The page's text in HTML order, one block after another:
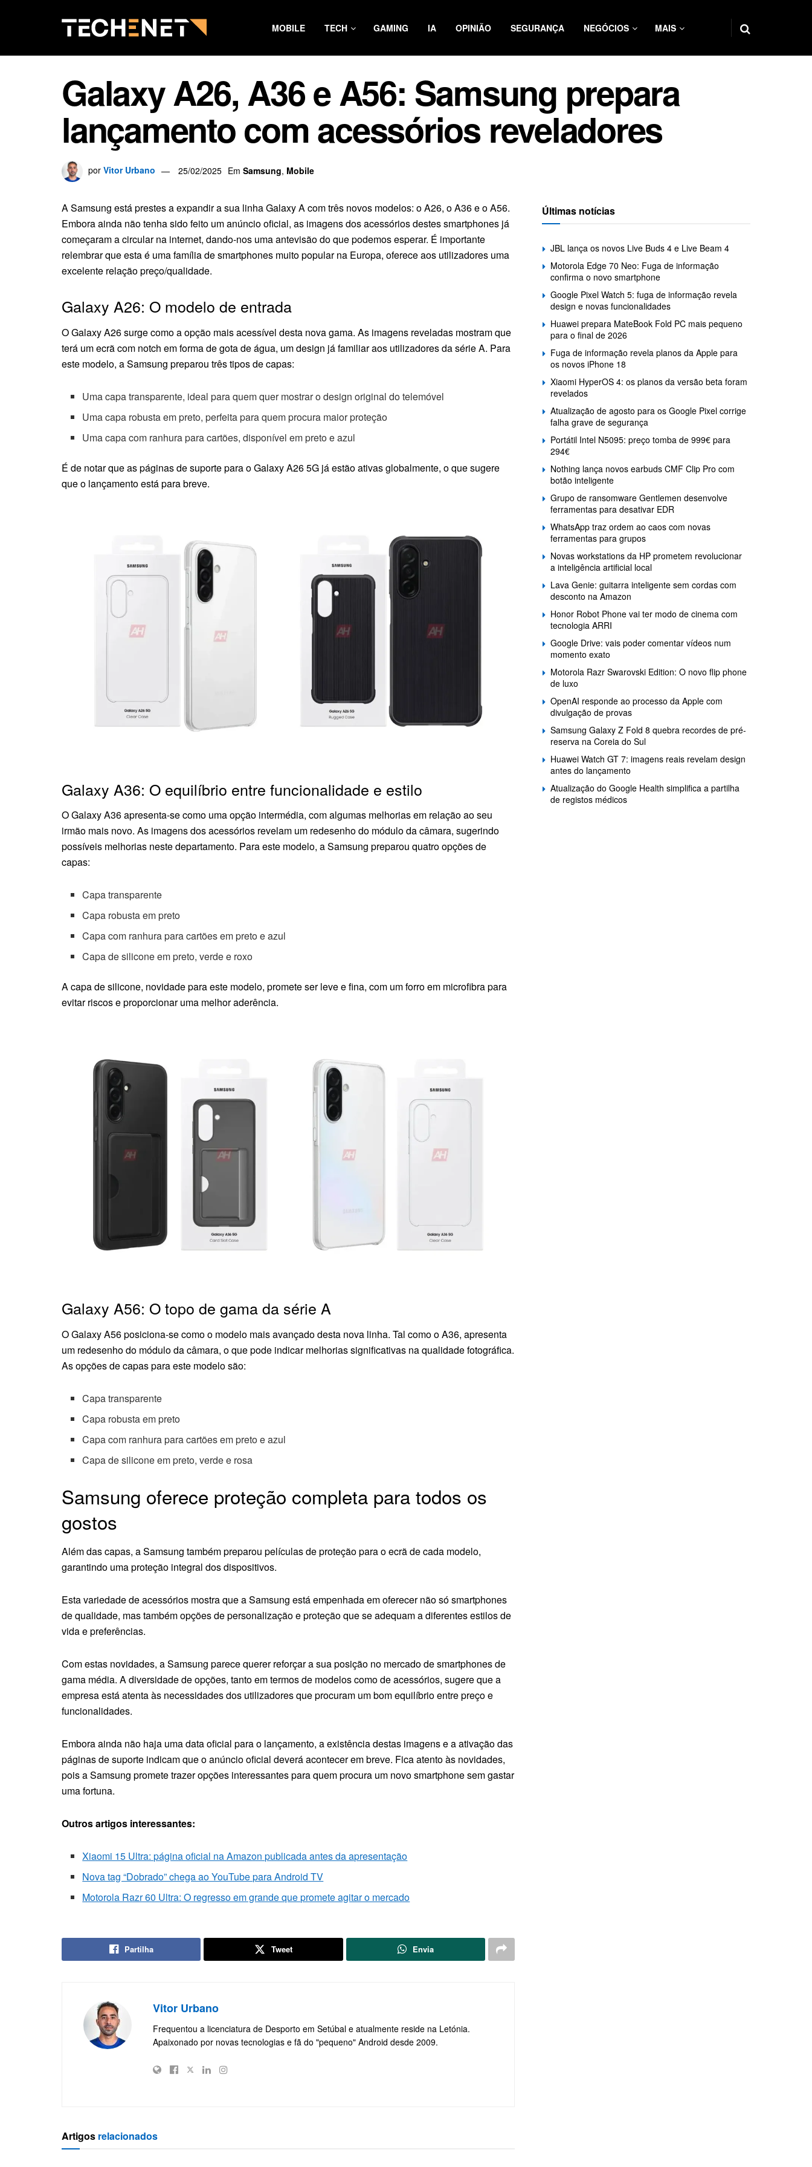
MOBILE TECH GAMING IA OPINIÃO SEGURANÇA NEGÓCIOS MAIS
Galaxy A26, A36 e A56: Samsung prepara
lançamento com acessórios reveladores
por Vitor Urbano 25/02/2025 Em Samsung, Mobile
A Samsung está prestes a expandir a sua linha Galaxy A com três novos modelos: o A26, o A36 e o A56.
Embora ainda não tenha sido feito um anúncio oficial, as imagens dos acessórios destes smartphones já
começaram a circular na internet, dando-nos uma antevisão do que podemos esperar. É importante
relembrar que esta é uma família de smartphones muito popular na Europa, oferece aos utilizadores uma
excelente relação preço/qualidade.
Galaxy A26: O modelo de entrada
O Galaxy A26 surge como a opção mais acessível desta nova gama. As imagens reveladas mostram que
terá um ecrã com notch em forma de gota de água, um design já familiar aos utilizadores da série A. Para
este modelo, a Samsung preparou três tipos de capas:
Uma capa transparente, ideal para quem quer mostrar o design original do telemóvel
Uma capa robusta em preto, perfeita para quem procura maior proteção
Uma capa com ranhura para cartões, disponível em preto e azul
É de notar que as páginas de suporte para o Galaxy A26 5G já estão ativas globalmente, o que sugere
que o lançamento está para breve.
Galaxy A36: O equilíbrio entre funcionalidade e estilo
O Galaxy A36 apresenta-se como uma opção intermédia, com algumas melhorias em relação ao seu
irmão mais novo. As imagens dos acessórios revelam um redesenho do módulo da câmara, sugerindo
possíveis melhorias neste departamento. Para este modelo, a Samsung preparou quatro opções de
capas:
Capa transparente
Capa robusta em preto
Capa com ranhura para cartões em preto e azul
Capa de silicone em preto, verde e roxo
A capa de silicone, novidade para este modelo, promete ser leve e fina, com um forro em microfibra para
evitar riscos e proporcionar uma melhor aderência.
Galaxy A56: O topo de gama da série A
O Galaxy A56 posiciona-se como o modelo mais avançado desta nova linha. Tal como o A36, apresenta
um redesenho do módulo da câmara, o que pode indicar melhorias significativas na qualidade fotográfica.
As opções de capas para este modelo são:
Capa transparente
Capa robusta em preto
Capa com ranhura para cartões em preto e azul
Capa de silicone em preto, verde e rosa
Samsung oferece proteção completa para todos os
gostos
Além das capas, a Samsung também preparou películas de proteção para o ecrã de cada modelo,
garantindo uma proteção integral dos dispositivos.
Esta variedade de acessórios mostra que a Samsung está empenhada em oferecer não só smartphones
de qualidade, mas também opções de personalização e proteção que se adequam a diferentes estilos de
vida e preferências.
Com estas novidades, a Samsung parece querer reforçar a sua posição no mercado de smartphones de
gama média. A diversidade de opções, tanto em termos de modelos como de acessórios, sugere que a
empresa está atenta às necessidades dos utilizadores que procuram um bom equilíbrio entre preço e
funcionalidades.
Embora ainda não haja uma data oficial para o lançamento, a existência destas imagens e a ativação das
páginas de suporte indicam que o anúncio oficial deverá acontecer em breve. Fica atento às novidades,
pois a Samsung promete trazer opções interessantes para quem procura um novo smartphone sem gastar
uma fortuna.
Outros artigos interessantes:
Xiaomi 15 Ultra: página oficial na Amazon publicada antes da apresentação
Nova tag “Dobrado” chega ao YouTube para Android TV
Motorola Razr 60 Ultra: O regresso em grande que promete agitar o mercado
Partilha Tweet Envia
Vitor Urbano
Frequentou a licenciatura de Desporto em Setúbal e atualmente reside na Letónia.
Apaixonado por novas tecnologias e fã do "pequeno" Android desde 2009.
Artigos relacionados
Últimas notícias
JBL lança os novos Live Buds 4 e Live Beam 4
Motorola Edge 70 Neo: Fuga de informação
confirma o novo smartphone
Google Pixel Watch 5: fuga de informação revela
design e novas funcionalidades
Huawei prepara MateBook Fold PC mais pequeno
para o final de 2026
Fuga de informação revela planos da Apple para
os novos iPhone 18
Xiaomi HyperOS 4: os planos da versão beta foram
revelados
Atualização de agosto para os Google Pixel corrige
falha grave de segurança
Portátil Intel N5095: preço tomba de 999€ para
294€
Nothing lança novos earbuds CMF Clip Pro com
botão inteligente
Grupo de ransomware Gentlemen desenvolve
ferramentas para desativar EDR
WhatsApp traz ordem ao caos com novas
ferramentas para grupos
Novas workstations da HP prometem revolucionar
a inteligência artificial local
Lava Genie: guitarra inteligente sem cordas com
desconto na Amazon
Honor Robot Phone vai ter modo de cinema com
tecnologia ARRI
Google Drive: vais poder comentar vídeos num
momento exato
Motorola Razr Swarovski Edition: O novo flip phone
de luxo
OpenAI responde ao processo da Apple com
divulgação de provas
Samsung Galaxy Z Fold 8 quebra recordes de pré-
reserva na Coreia do Sul
Huawei Watch GT 7: imagens reais revelam design
antes do lançamento
Atualização do Google Health simplifica a partilha
de registos médicos